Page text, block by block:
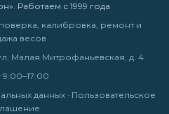
Работаем с 1999 года
калибровка, ремонт и
весов
Малая Митрофаньевская, д. 4
9:00–17:00
данных· Пользовательское